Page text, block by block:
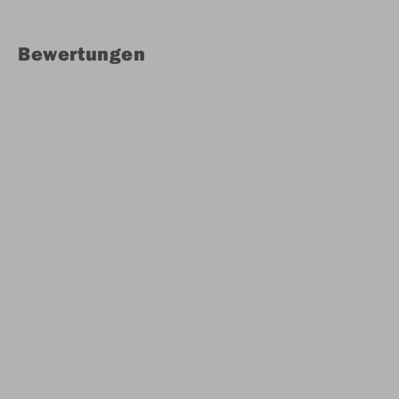
Bewertungen